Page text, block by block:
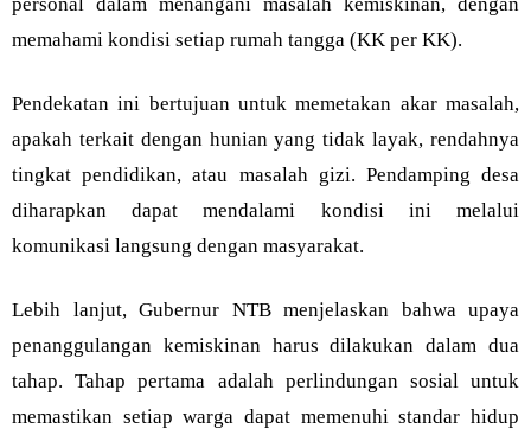
memahami kondisi setiap rumah tangga (KK per KK).
Pendekatan ini bertujuan untuk memetakan akar masalah,
apakah terkait dengan hunian yang tidak layak, rendahnya
tingkat pendidikan, atau masalah gizi. Pendamping desa
diharapkan dapat mendalami kondisi ini melalui
komunikasi langsung dengan masyarakat.
Lebih lanjut, Gubernur NTB menjelaskan bahwa upaya
penanggulangan kemiskinan harus dilakukan dalam dua
tahap. Tahap pertama adalah perlindungan sosial untuk
memastikan setiap warga dapat memenuhi standar hidup